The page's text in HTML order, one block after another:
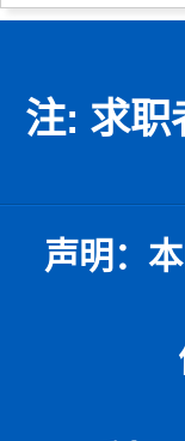
注: 求职
声明：
优秀